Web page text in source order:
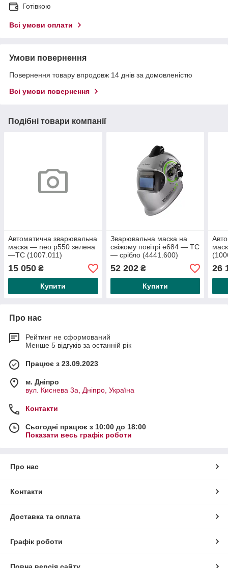
Готівкою
Всі умови оплати
Умови повернення
Повернення товару впродовж 14 днів за домовленістю
Всі умови повернення
Подібні товари компанії
Автоматична зварювальна
маска — neo p550 зелена
—TC (1007.011)
«Optrel®», DIN 4/9-13
вмик. батарейки та
15 050 ₴
Купити
Зварювальна маска на
свіжому повітрі e684 — TC
— срібло (4441.600)
(e3000) Каска на свіжому
повітрі з
52 202₴
Купити
2,5/
26
Про нас
Рейтинг не сформований
Менше 5 відгуків за останній рік
Працює з 23.09.2023
м. Дніпро
вул. Киснева 3а, Дніпро, Україна
Контакти
Сьогодні працює з 10:00 до 18:00
Показати весь графік роботи
Про нас
Контакти
Доставка та оплата
Графік роботи